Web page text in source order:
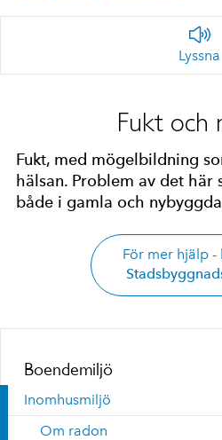
Lyssna
Fukt och
Fukt, med mögelbildning
hälsan. Problem av det här
både i gamla och
För mer hjälp -
Boendemiljö
Inomhusmiljö
Om radon